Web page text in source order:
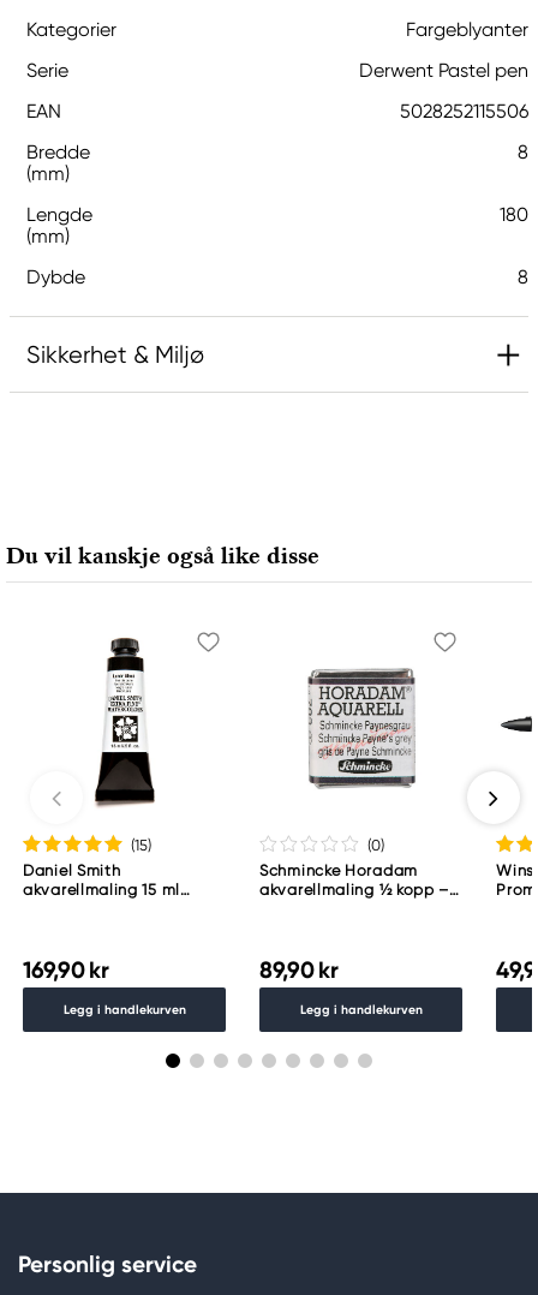
Kategorier
Fargeblyanter
Serie
Derwent Pastel pen
EAN
5028252115506
Bredde
(mm)
8
Lengde
(mm)
180
Dybde 8
Sikkerhet & Miljø
70469 Stuttgart, Germany
contactus@acco.com
Du vil kanskje også like disse
(15)
Daniel Smith
akvarellmaling 15 ml
169,90 kr
Legg i handlekurven
(0)
Schmincke Horadam
akvarellmaling ½ kopp –
89,90 kr
Legg i handlekurven
Personlig service